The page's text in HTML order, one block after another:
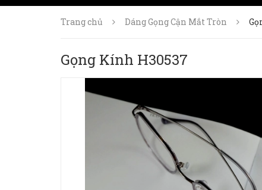
Trang chủ Dáng Gọng Cận Mắt Tròn
Gọng Kính H30537